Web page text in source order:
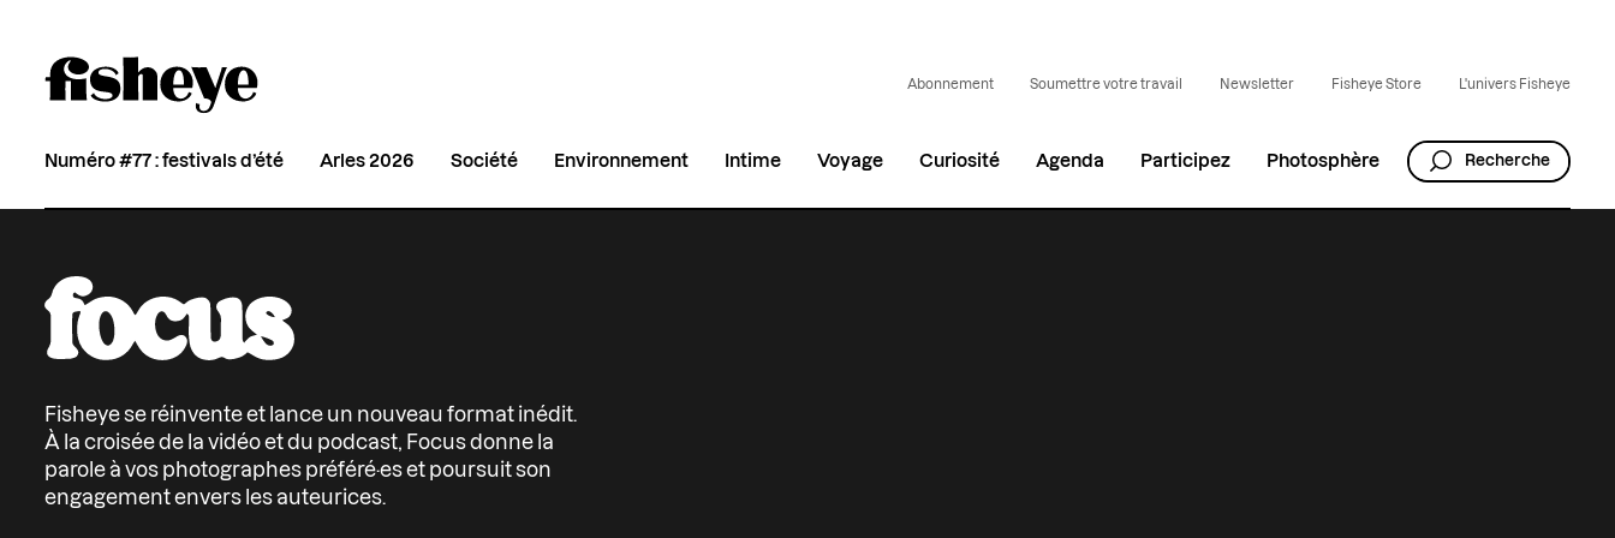
Abonnement Soumettre votre travail Newsletter Fisheye Store L'univers Fisheye
Numéro #77 : festivals d’été Arles 2026 Société Environnement Intime Voyage Curiosité Agenda Participez Photosphère Recherche
Fisheye se réinvente et lance un nouveau format inédit.
À la croisée de la vidéo et du podcast, Focus donne la
parole à vos photographes préféré·es et poursuit son
engagement envers les auteurices.